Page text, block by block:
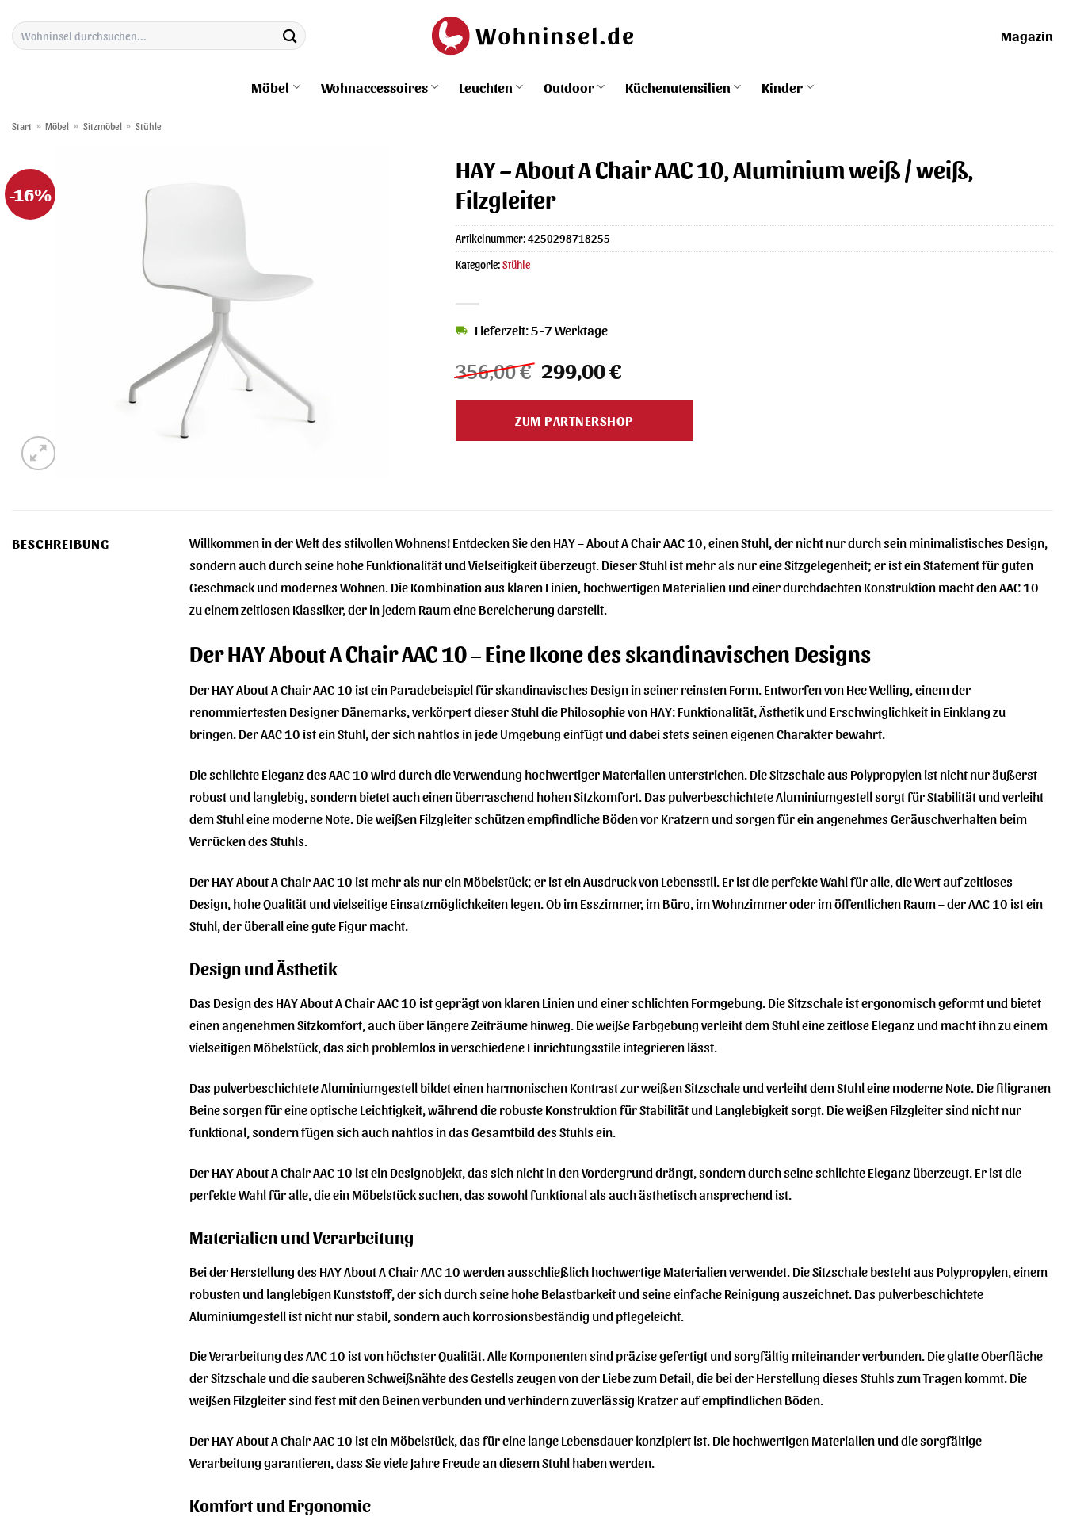
Inhalt
springen
Suchen
nach:
Magazin
Möbel Wohnaccessoires Leuchten Outdoor Küchenutensilien Kinder
Start » Möbel » Sitzmöbel » Stühle
-16%
HAY – About A Chair AAC 10, Aluminium weiß / weiß,
Filzgleiter
356,00€ Ursprünglicher
Preis
356,00 €
299,00€Aktueller
299,00 €.
Lieferzeit: 5-7 Werktage
ZUM PARTNERSHOP
Artikelnummer:4250298718255
Kategorie:Stühle
BESCHREIBUNG
Willkommen in der Welt des stilvollen Wohnens! Entdecken Sie den HAY – About A Chair AAC 10, einen Stuhl, der nicht nur durch sein minimalistisches Design,
sondern auch durch seine hohe Funktionalität und Vielseitigkeit überzeugt. Dieser Stuhl ist mehr als nur eine Sitzgelegenheit; er ist ein Statement für guten
Geschmack und modernes Wohnen. Die Kombination aus klaren Linien, hochwertigen Materialien und einer durchdachten Konstruktion macht den AAC 10
zu einem zeitlosen Klassiker, der in jedem Raum eine Bereicherung darstellt.
Der HAY About A Chair AAC 10 – Eine Ikone des skandinavischen Designs
Der HAY About A Chair AAC 10 ist ein Paradebeispiel für skandinavisches Design in seiner reinsten Form. Entworfen von Hee Welling, einem der
renommiertesten Designer Dänemarks, verkörpert dieser Stuhl die Philosophie von HAY: Funktionalität, Ästhetik und Erschwinglichkeit in Einklang zu
bringen. Der AAC 10 ist ein Stuhl, der sich nahtlos in jede Umgebung einfügt und dabei stets seinen eigenen Charakter bewahrt.
Die schlichte Eleganz des AAC 10 wird durch die Verwendung hochwertiger Materialien unterstrichen. Die Sitzschale aus Polypropylen ist nicht nur äußerst
robust und langlebig, sondern bietet auch einen überraschend hohen Sitzkomfort. Das pulverbeschichtete Aluminiumgestell sorgt für Stabilität und verleiht
dem Stuhl eine moderne Note. Die weißen Filzgleiter schützen empfindliche Böden vor Kratzern und sorgen für ein angenehmes Geräuschverhalten beim
Verrücken des Stuhls.
Der HAY About A Chair AAC 10 ist mehr als nur ein Möbelstück; er ist ein Ausdruck von Lebensstil. Er ist die perfekte Wahl für alle, die Wert auf zeitloses
Design, hohe Qualität und vielseitige Einsatzmöglichkeiten legen. Ob im Esszimmer, im Büro, im Wohnzimmer oder im öffentlichen Raum – der AAC 10 ist ein
Stuhl, der überall eine gute Figur macht.
Design und Ästhetik
Das Design des HAY About A Chair AAC 10 ist geprägt von klaren Linien und einer schlichten Formgebung. Die Sitzschale ist ergonomisch geformt und bietet
einen angenehmen Sitzkomfort, auch über längere Zeiträume hinweg. Die weiße Farbgebung verleiht dem Stuhl eine zeitlose Eleganz und macht ihn zu einem
vielseitigen Möbelstück, das sich problemlos in verschiedene Einrichtungsstile integrieren lässt.
Das pulverbeschichtete Aluminiumgestell bildet einen harmonischen Kontrast zur weißen Sitzschale und verleiht dem Stuhl eine moderne Note. Die filigranen
Beine sorgen für eine optische Leichtigkeit, während die robuste Konstruktion für Stabilität und Langlebigkeit sorgt. Die weißen Filzgleiter sind nicht nur
funktional, sondern fügen sich auch nahtlos in das Gesamtbild des Stuhls ein.
Der HAY About A Chair AAC 10 ist ein Designobjekt, das sich nicht in den Vordergrund drängt, sondern durch seine schlichte Eleganz überzeugt. Er ist die
perfekte Wahl für alle, die ein Möbelstück suchen, das sowohl funktional als auch ästhetisch ansprechend ist.
Materialien und Verarbeitung
Bei der Herstellung des HAY About A Chair AAC 10 werden ausschließlich hochwertige Materialien verwendet. Die Sitzschale besteht aus Polypropylen, einem
robusten und langlebigen Kunststoff, der sich durch seine hohe Belastbarkeit und seine einfache Reinigung auszeichnet. Das pulverbeschichtete
Aluminiumgestell ist nicht nur stabil, sondern auch korrosionsbeständig und pflegeleicht.
Die Verarbeitung des AAC 10 ist von höchster Qualität. Alle Komponenten sind präzise gefertigt und sorgfältig miteinander verbunden. Die glatte Oberfläche
der Sitzschale und die sauberen Schweißnähte des Gestells zeugen von der Liebe zum Detail, die bei der Herstellung dieses Stuhls zum Tragen kommt. Die
weißen Filzgleiter sind fest mit den Beinen verbunden und verhindern zuverlässig Kratzer auf empfindlichen Böden.
Der HAY About A Chair AAC 10 ist ein Möbelstück, das für eine lange Lebensdauer konzipiert ist. Die hochwertigen Materialien und die sorgfältige
Verarbeitung garantieren, dass Sie viele Jahre Freude an diesem Stuhl haben werden.
Komfort und Ergonomie